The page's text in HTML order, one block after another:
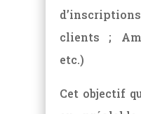
clients ;
etc.)
Cet objectif